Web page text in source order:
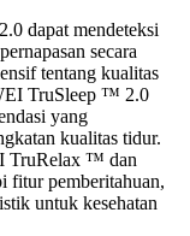
dapat mendeteksi
secara
tentang kualitas
TruSleep ™ 2.0
yang
kualitas tidur.
TruRelax ™ dan
fitur pemberitahuan,
untuk kesehatan